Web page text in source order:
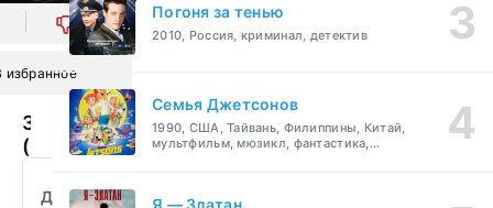
0
избранное
Замученный
(2010)
бесплатно
Д
Погоня за тенью
2010, Россия, криминал, детектив
Семья Джетсонов
1990, США, Тайвань, Филиппины, Китай,
мультфильм, мюзикл, фантастика,
Я — Златан